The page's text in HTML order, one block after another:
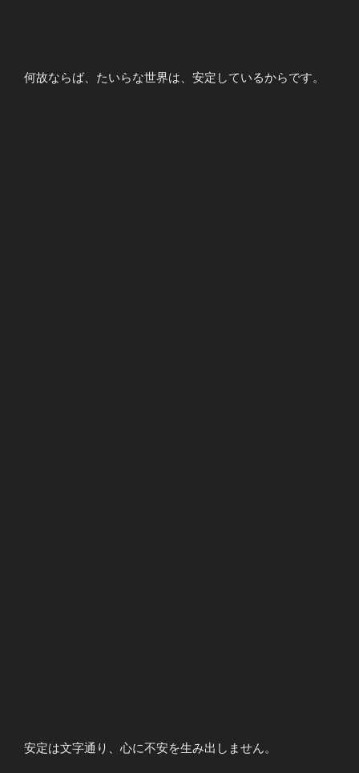
何故ならば、たいらな世界は、安定しているからです。
安定は文字通り、心に不安を生み出しません。